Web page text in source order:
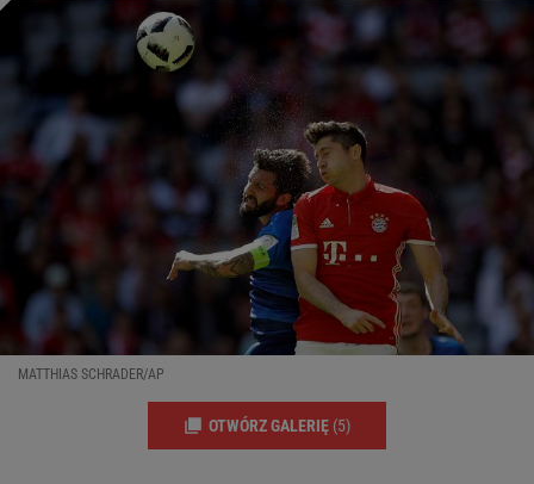
MATTHIAS SCHRADER/AP
OTWÓRZ GALERIĘ (5)